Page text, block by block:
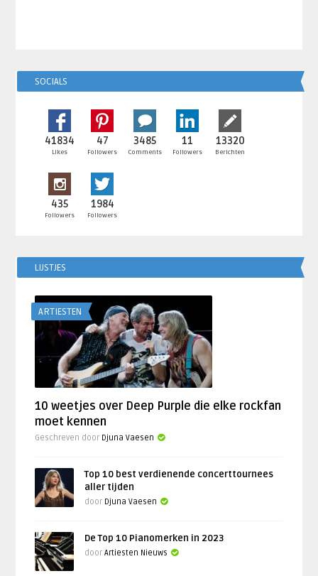
SOCIALS
41834
Likes
47
Followers
3485
Comments
11
Followers
13320
Berichten
435
Followers
1984
Followers
LIJSTJES
ARTIESTEN
10 weetjes over Deep Purple die elke rockfan
moet kennen
Geschreven door Djuna Vaesen
Top 10 best verdienende concerttournees
aller tijden
door Djuna Vaesen
De Top 10 Pianomerken in 2023
doorArtiesten Nieuws